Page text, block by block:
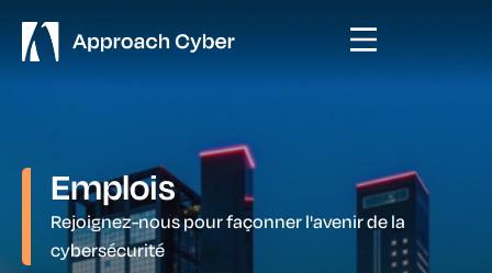
Emplois
Rejoignez-nous pour façonner l'avenir de la
cybersécurité